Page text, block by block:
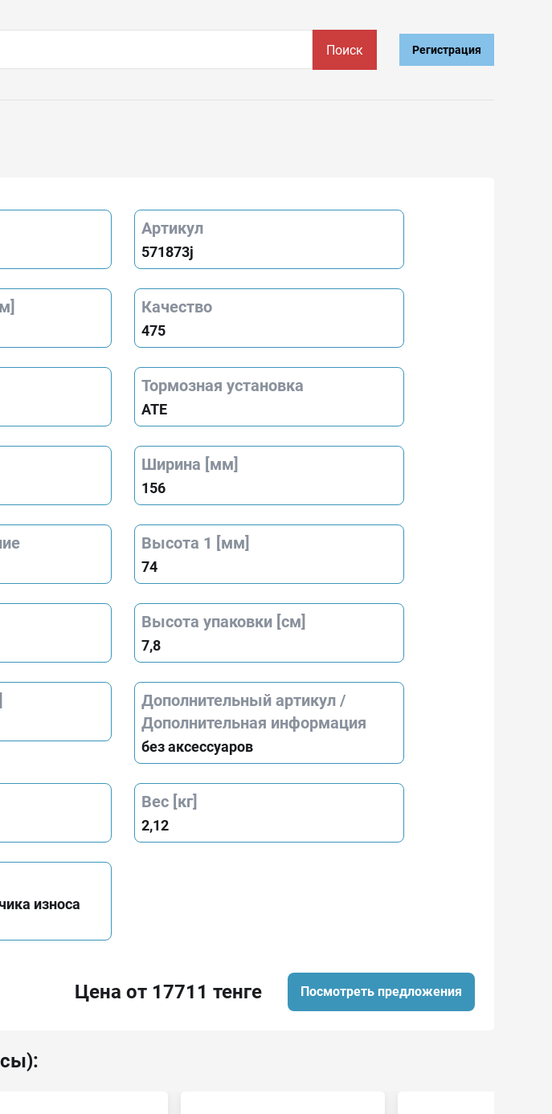
Поиск Регистрация
Артикул
571873j
Качество
475
Тормозная установка
ATE
Ширина [мм]
156
Высота 1 [мм]
74
Высота упаковки [см]
7,8
Дополнительный артикул /
Дополнительная информация
без аксессуаров
Вес [кг]
2,12
износа
Цена от 17711 тенге Посмотреть предложения